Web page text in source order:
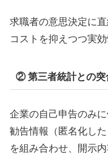
求職者の意思決定に
コストを抑えつつ実効
② 第三者統計との突
企業の自己申告のみ
勧告情報（匿名化し
を組み合わせ、開示